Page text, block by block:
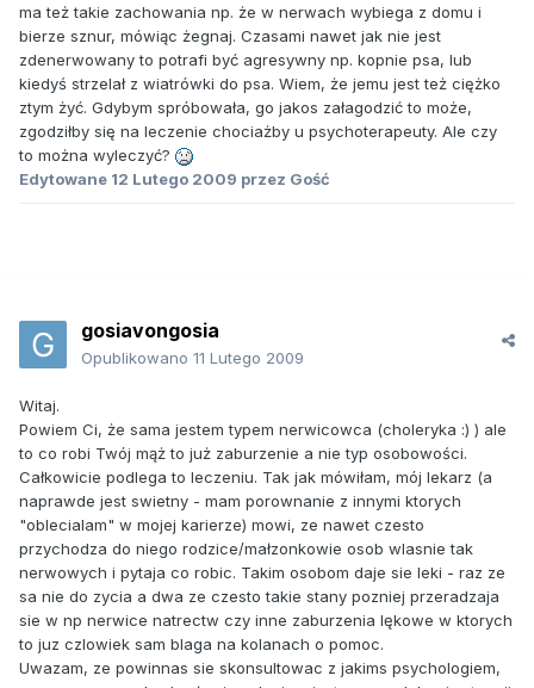
ma też takie zachowania np. że w nerwach wybiega z domu i
bierze sznur, mówiąc żegnaj. Czasami nawet jak nie jest
zdenerwowany to potrafi być agresywny np. kopnie psa, lub
kiedyś strzelał z wiatrówki do psa. Wiem, że jemu jest też ciężko
ztym żyć. Gdybym spróbowała, go jakos załagodzić to może,
zgodziłby się na leczenie chociażby u psychoterapeuty. Ale czy
to można wyleczyć?
Edytowane 12 Lutego 2009 przez Gość
gosiavongosia
Opublikowano 11 Lutego 2009
Witaj.
Powiem Ci, że sama jestem typem nerwicowca (choleryka :) ) ale
to co robi Twój mąż to już zaburzenie a nie typ osobowości.
Całkowicie podlega to leczeniu. Tak jak mówiłam, mój lekarz (a
naprawde jest swietny - mam porownanie z innymi ktorych
"oblecialam" w mojej karierze) mowi, ze nawet czesto
przychodza do niego rodzice/małzonkowie osob wlasnie tak
nerwowych i pytaja co robic. Takim osobom daje sie leki - raz ze
sa nie do zycia a dwa ze czesto takie stany pozniej przeradzaja
sie w np nerwice natrectw czy inne zaburzenia lękowe w ktorych
to juz czlowiek sam blaga na kolanach o pomoc.
Uwazam, ze powinnas sie skonsultowac z jakims psychologiem,